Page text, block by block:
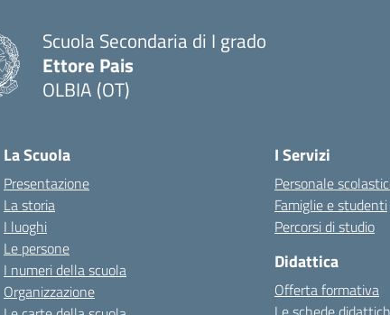
Scuola Secondaria di I grado
Ettore Pais
OLBIA (OT)
La Scuola
Presentazione
La storia
I luoghi
Le persone
I numeri della scuola
Organizzazione
I Servizi
Personale
Famiglie e studenti
Percorsi di studio
Didattica
Offerta formativa